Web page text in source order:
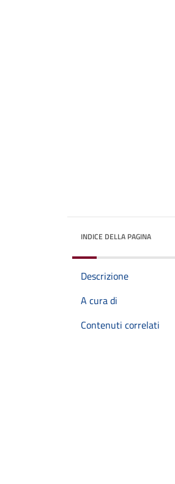
INDICE DELLA PAGINA
Descrizione
A cura di
Contenuti correlati